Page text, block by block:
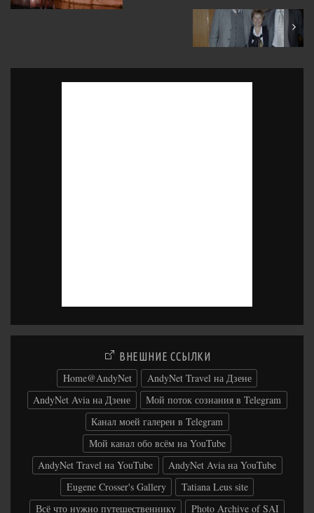
December 2001
ВНЕШНИЕ ССЫЛКИ
Home@AndyNet
AndyNet Travel на Дзене
AndyNet Avia на Дзене
Мой поток сознания в Telegram
Канал моей галереи в Telegram
Мой канал обо всём на YouTube
AndyNet Travel на YouTube
AndyNet Avia на YouTube
Eugene Crosser's Gallery
Tatiana Leus site
Всё что нужно путешественнику
Photo Archive of SAI